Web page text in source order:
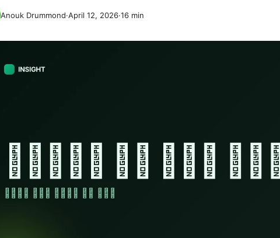
Anouk Drummond·April 12, 2026·16 min